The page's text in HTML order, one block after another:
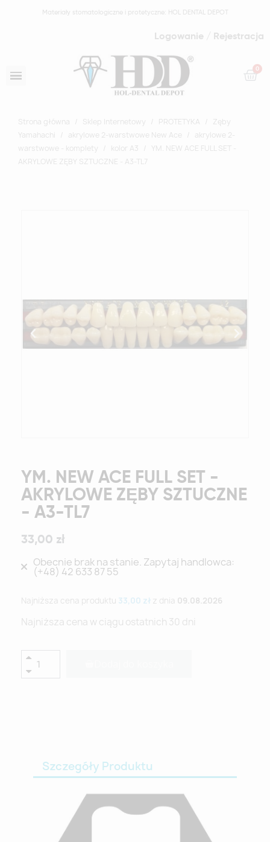
Materiały stomatologiczne i protetyczne: HOL DENTAL DEPOT
Logowanie / Rejestracja
Strona główna Sklep Internetowy PROTETYKA
Zęby
Yamahachi
akrylowe 2-warstwowe New Ace
akrylowe 2-
warstwowe - komplety
kolor A3
YM. NEW ACE FULL SET -
AKRYLOWE ZĘBY SZTUCZNE - A3-TL7
YM. NEW ACE FULL SET -
AKRYLOWE ZĘBY SZTUCZNE
- A3-TL7
33,00 zł
Obecnie brak na stanie. Zapytaj handlowca:
(+48) 42 633 87 55
Najniższa cena produktu 33,00 zł z dnia 09.08.2026
Najniższa cena w ciągu ostatnich 30 dni
Szczegóły Produktu